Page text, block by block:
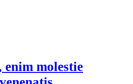
molestie